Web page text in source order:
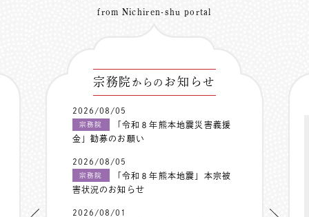
from Nichiren-shu portal
宗務院 からの お知らせ
2026/08/05
宗務院
「令和８年熊本地震災害義援
金」勧募のお願い
2026/08/05
宗務院
「令和８年熊本地震」本宗被
害状況のお知らせ
2026/08/01